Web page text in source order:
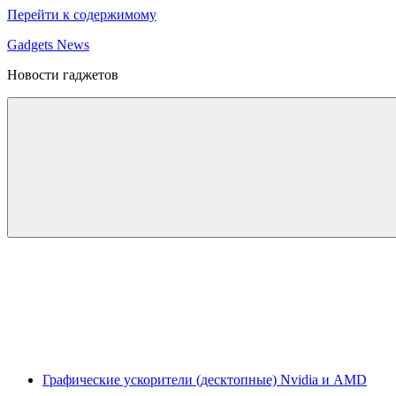
Перейти к содержимому
Gadgets News
Новости гаджетов
Графические ускорители (десктопные) Nvidia и AMD